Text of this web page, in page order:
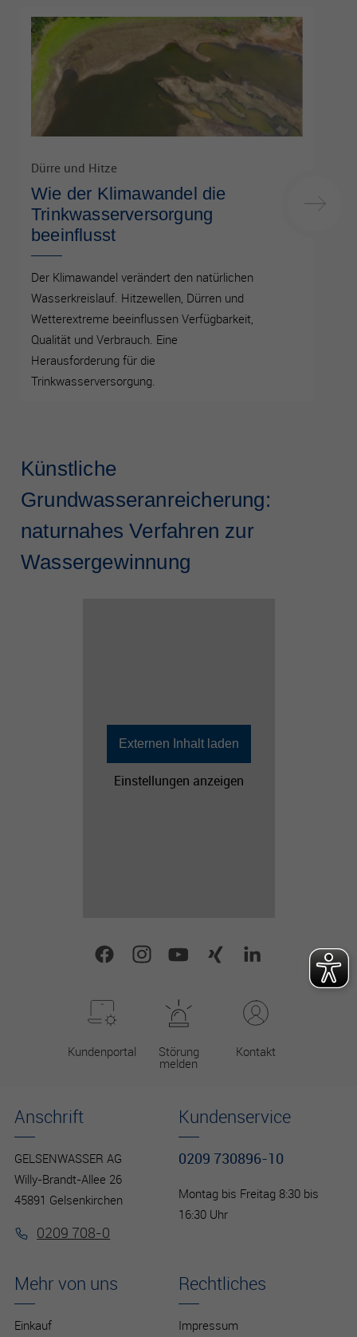
Dürre und Hitze
Wie der Klimawandel die
Trinkwasserversorgung
beeinflusst
Der Klimawandel verändert den natürlichen
Wasserkreislauf. Hitzewellen, Dürren und
Wetterextreme beeinflussen Verfügbarkeit,
Qualität und Verbrauch. Eine
Herausforderung für die
Trinkwasserversorgung.
Künstliche
Grundwasseranreicherung:
naturnahes Verfahren zur
Wassergewinnung
Externen Inhalt laden
Einstellungen anzeigen
Kundenportal Störung
melden
Kontakt
Mehr von uns
Einkauf
Rechtliches
Impressum
Kundenservice
0209 730896-10
Montag bis Freitag 8:30 bis
16:30 Uhr
Anschrift
GELSENWASSER AG
Willy-Brandt-Allee 26
45891 Gelsenkirchen
0209 708-0